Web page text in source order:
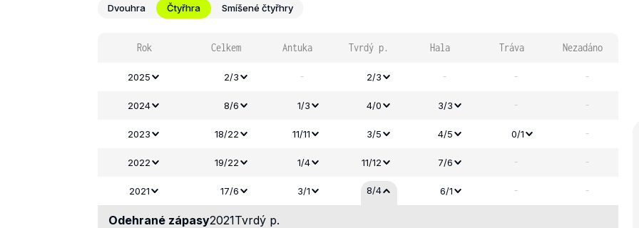
Dvouhra Čtyřhra Smíšené čtyřhry
Rok Celkem Antuka Tvrdý p. Hala Tráva Nezadáno
2025 2/3 - 2/3 - - -
2024 8/6 1/3 4/0 3/3 - -
2023 18/22 11/11 3/5 4/5 0/1 -
2022 19/22 1/4 11/12 7/6 - -
2021 17/6 3/1 8/4 6/1 - -
Odehrané zápasy2021Tvrdý p.